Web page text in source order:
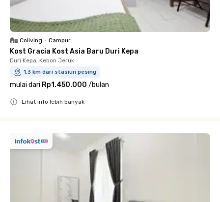
Coliving • Campur
Kost Gracia Kost Asia Baru Duri Kepa
Duri Kepa, Kebon Jeruk
1.3 km dari stasiun pesing
mulai dari Rp1.450.000 /bulan
Lihat info lebih banyak